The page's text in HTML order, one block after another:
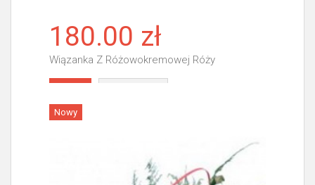
180.00 zł
Wiązanka Z Różowokremowej Róży
Nowy